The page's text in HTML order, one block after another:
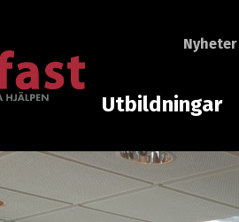
Nyheter
Utbildningar